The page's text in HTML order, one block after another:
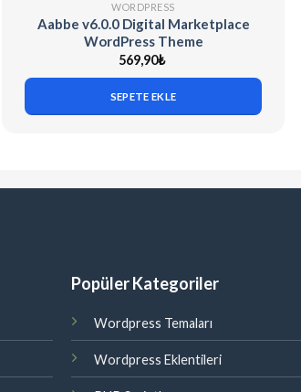
WORDPRESS
Aabbe v6.0.0 Digital Marketplace
WordPress Theme
569,90₺
SEPETE EKLE
Popüler Kategoriler
Wordpress Temaları
Wordpress Eklentileri